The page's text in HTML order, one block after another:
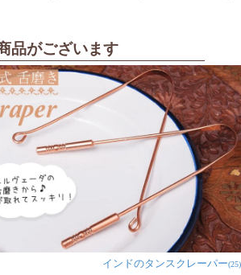
品がございます
インドのタンスクレーパー(25)